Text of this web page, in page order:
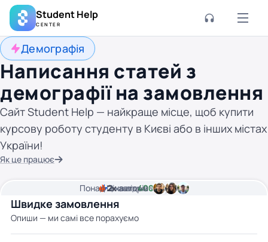
Student Help
CENTER
Демографія
Написання статей з
демографії на замовлення
Сайт Student Help — найкраще місце, щоб купити
курсову роботу студенту в Києві або в інших містах
України!
Як це працює
Швидке замовлення
Опиши — ми самі все порахуємо
2хвилини часу
Ціна від400 грн
Понад2кавторів